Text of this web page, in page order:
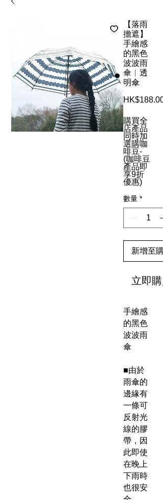
【落雨
擔遮】
手繪感
的黑色
波波雨
傘︳透
明傘
HK$188.00
購買全
店產品
同時加
選購咖
啡豆-
(咖啡豆
產品即
享9折
優惠)
數量 *
新增至購
立即購
手繪感
的黑色
波波雨
傘
■由於
雨傘的
邊緣有
一條可
反射光
線的膠
帶，因
此即使
在晚上
下雨時
也很安